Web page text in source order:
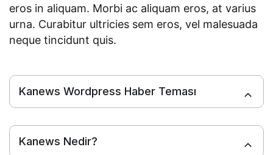
eros in aliquam. Morbi ac aliquam eros, at varius
urna. Curabitur ultricies sem eros, vel malesuada
neque tincidunt quis.
Kanews Wordpress Haber Teması
Kanews Nedir?